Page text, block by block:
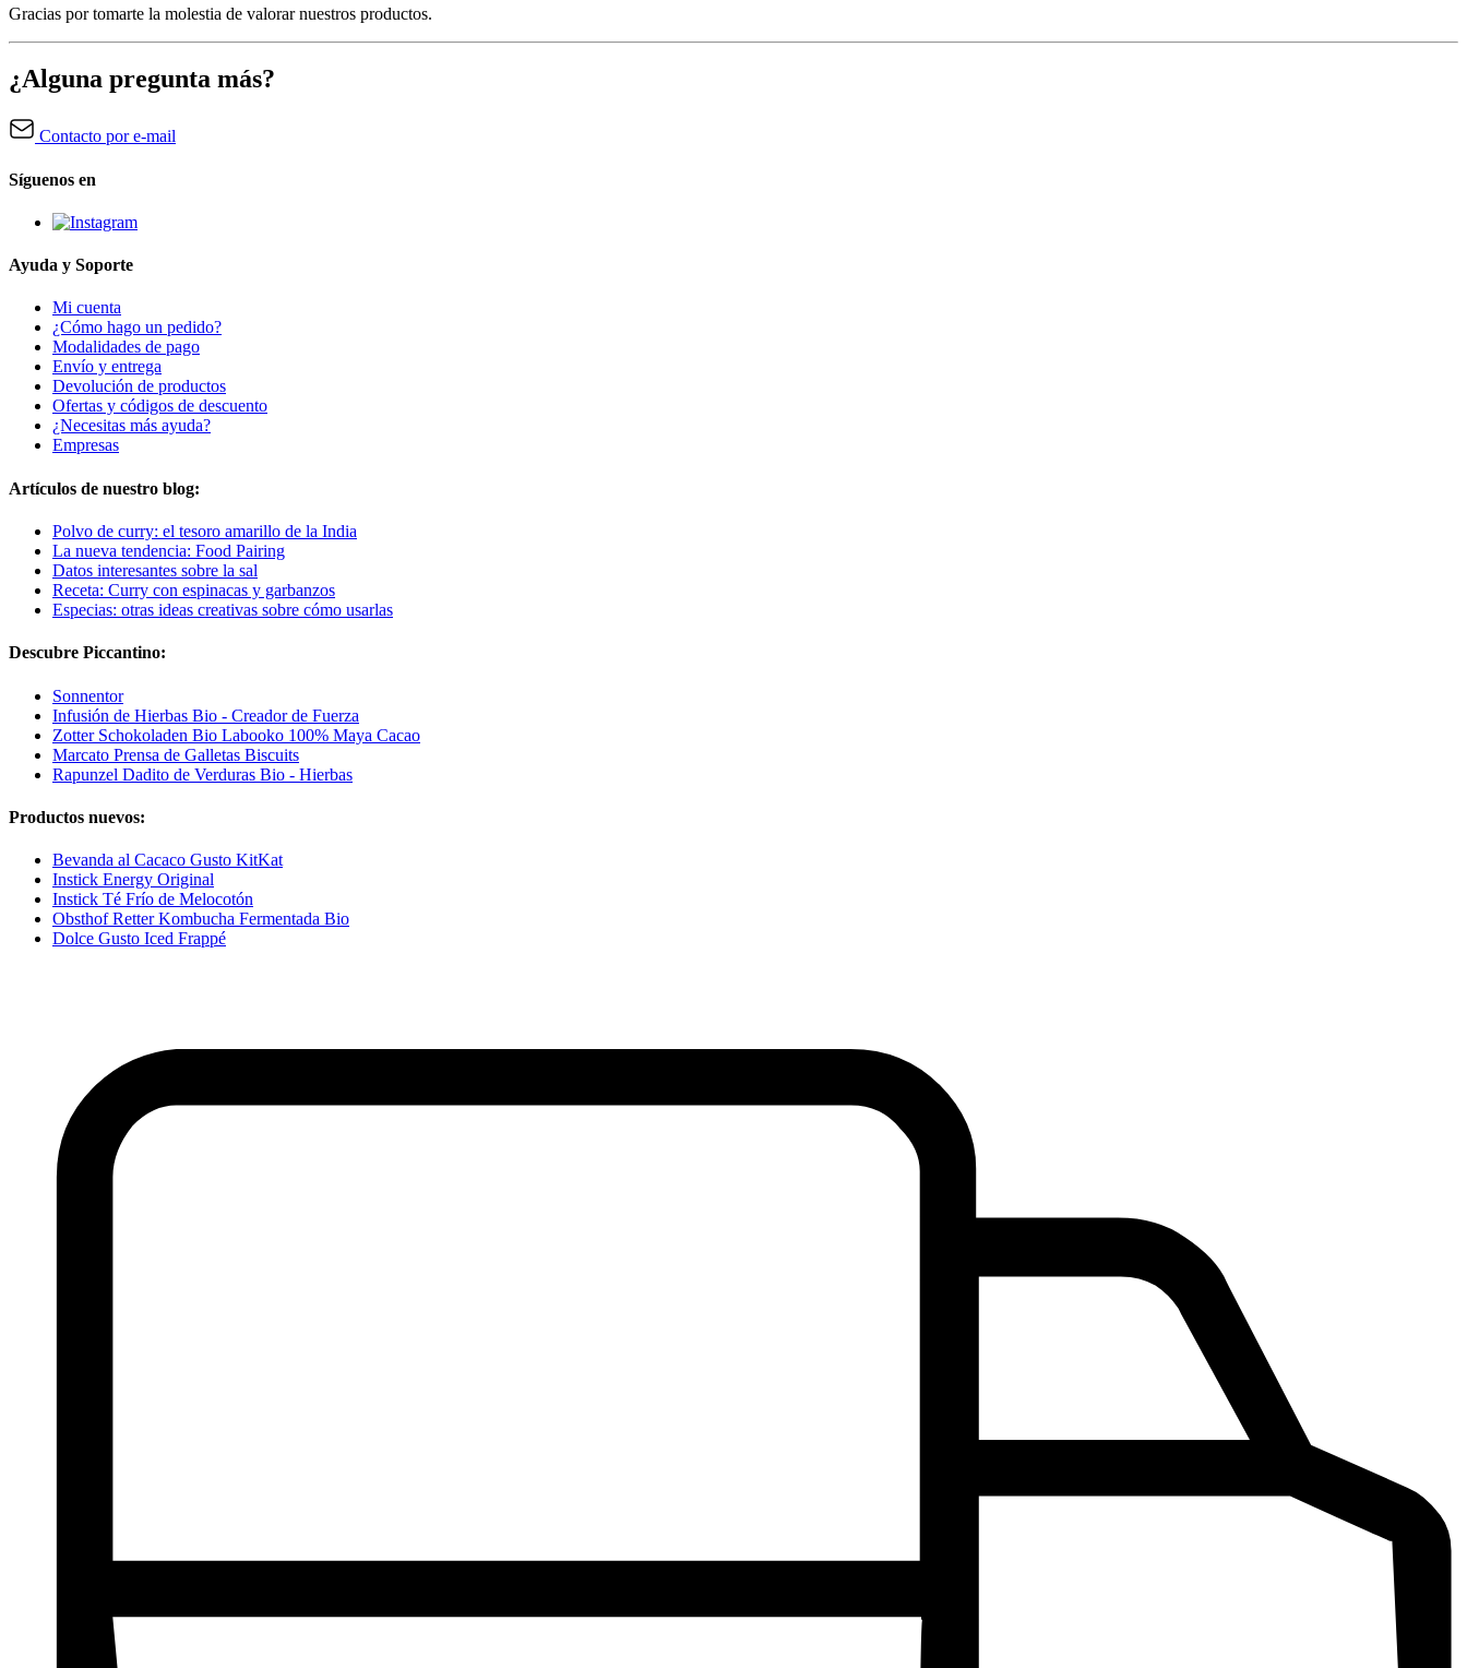
Gracias por tomarte la molestia de valorar nuestros productos.
¿Alguna pregunta más?
Contacto por e-mail
Síguenos en
Ayuda y Soporte
Mi cuenta
¿Cómo hago un pedido?
Modalidades de pago
Envío y entrega
Devolución de productos
Ofertas y códigos de descuento
¿Necesitas más ayuda?
Empresas
Artículos de nuestro blog:
Polvo de curry: el tesoro amarillo de la India
La nueva tendencia: Food Pairing
Datos interesantes sobre la sal
Receta: Curry con espinacas y garbanzos
Especias: otras ideas creativas sobre cómo usarlas
Descubre Piccantino:
Sonnentor
Infusión de Hierbas Bio - Creador de Fuerza
Zotter Schokoladen Bio Labooko 100% Maya Cacao
Marcato Prensa de Galletas Biscuits
Rapunzel Dadito de Verduras Bio - Hierbas
Productos nuevos:
Bevanda al Cacaco Gusto KitKat
Instick Energy Original
Instick Té Frío de Melocotón
Obsthof Retter Kombucha Fermentada Bio
Dolce Gusto Iced Frappé